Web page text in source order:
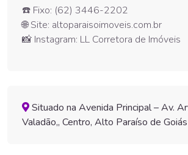
☎️ Fixo: (62) 3446-2202
🌐 Site: altoparaisoimoveis.com.br
📸 Instagram: LL Corretora de Imóveis
Situado na Avenida Principal – Av.
Valadão,, Centro, Alto Paraíso de Goiás